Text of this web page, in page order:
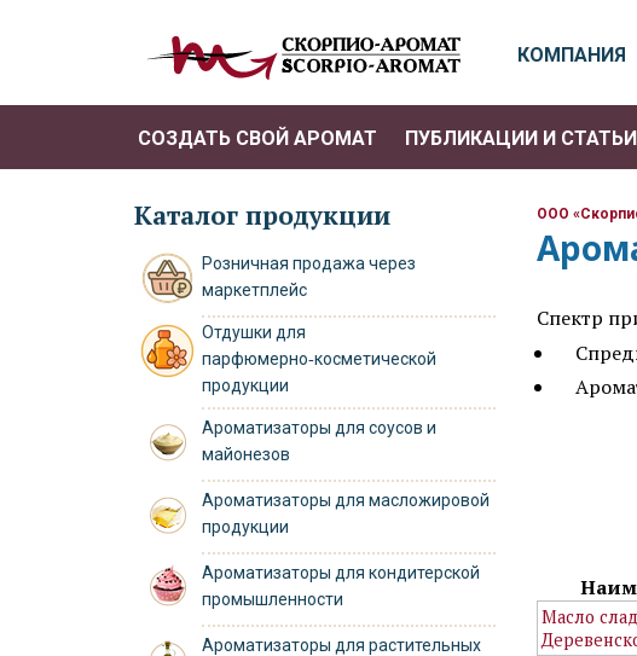
КОМПАНИЯ
СОЗДАТЬ СВОЙ АРОМАТ ПУБЛИКАЦИИ И СТАТЬИ
Каталог продукции
Розничная продажа через
маркетплейс
Отдушки для
парфюмерно‑косметической
продукции
Ароматизаторы для соусов и
майонезов
Ароматизаторы для масложировой
продукции
Ароматизаторы для кондитерской
промышленности
Ароматизаторы для растительных
ООО
Спектр
Масло